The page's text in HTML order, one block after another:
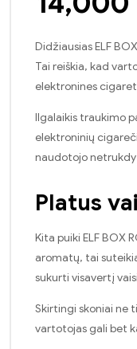
Didžiausias ELF
Tai reiškia, kad
elektronines
Ilgalaikis traukimo
elektroninių
naudotojo
Platus
Kita puiki ELF BOX
aromatų, tai
sukurti visavertį
Skirtingi skoniai ne
vartotojas gali bet